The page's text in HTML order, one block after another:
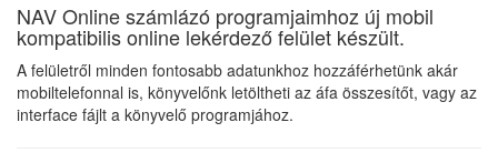
NAV Online számlázó programjaimhoz új mobil
kompatibilis online lekérdező felület készült.
A felületről minden fontosabb adatunkhoz hozzáférhetünk akár
mobiltelefonnal is, könyvelőnk letöltheti az áfa összesítőt, vagy az
interface fájlt a könyvelő programjához.